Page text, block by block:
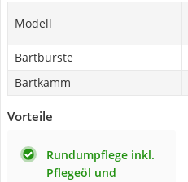
Modell
Bartbürste
Bartkamm
Vorteile
Rundumpflege inkl.
Pflegeöl und